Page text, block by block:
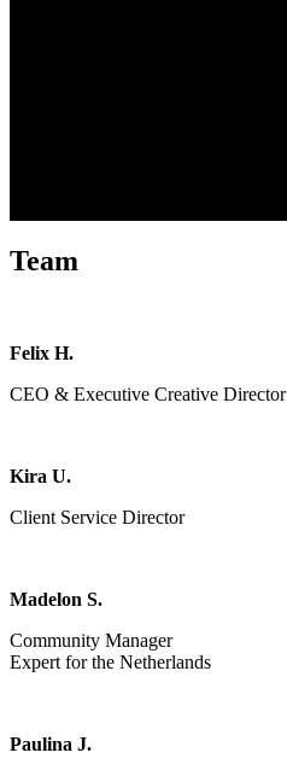
Team
Felix H.
CEO & Executive Creative Director
Kira U.
Client Service Director
Madelon S.
Community Manager
Expert for the Netherlands
Paulina J.